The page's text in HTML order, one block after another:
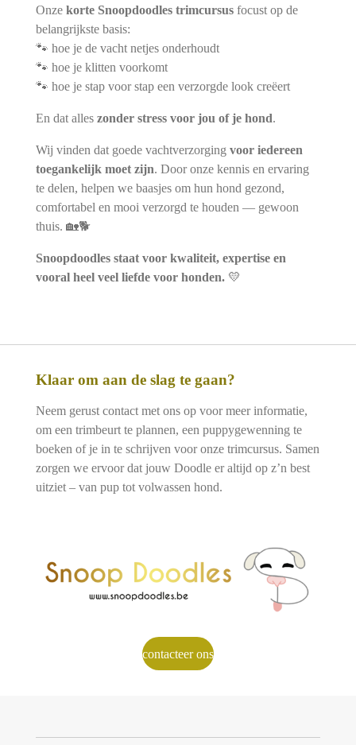
Onze korte Snoopdoodles trimcursusfocust op de
belangrijkste basis:
🐾 hoe je de vacht netjes onderhoudt
🐾 hoe je klitten voorkomt
🐾 hoe je stap voor stap een verzorgde look creëert
En dat alles zonder stress voor jou of je hond.
Wij vinden dat goede vachtverzorging voor iedereen
toegankelijk moet zijn. Door onze kennis en ervaring
te delen, helpen we baasjes om hun hond gezond,
comfortabel en mooi verzorgd te houden — gewoon
thuis. 🏡🐕
Snoopdoodles staat voor kwaliteit, expertise en
vooral heel veel liefde voor honden.💛
Klaar om aan de slag te gaan?
Neem gerust contact met ons op voor meer informatie,
om een trimbeurt te plannen, een puppygewenning te
boeken of je in te schrijven voor onze trimcursus. Samen
zorgen we ervoor dat jouw Doodle er altijd op z’n best
uitziet – van pup tot volwassen hond.
contacteer ons